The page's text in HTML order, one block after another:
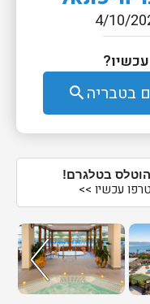
בטבריה search
בטלגרם!
עכשיו >>